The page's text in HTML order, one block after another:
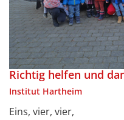
Richtig helfen und
Institut Hartheim
Eins, vier, vier,